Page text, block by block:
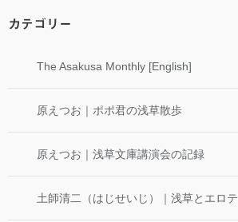
カテゴリー
The Asakusa Monthly [English]
原えつお｜ポポ君の浅草散歩
原えつお｜浅草文庫講演会の記録
土師清二（はじせいじ）｜浅草とエロ